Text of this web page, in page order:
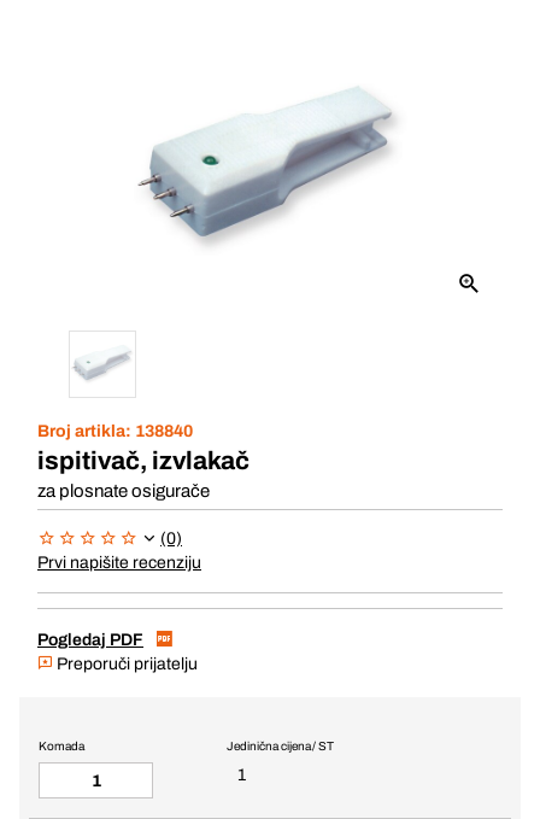
Broj artikla: 138840
ispitivač, izvlakač
za plosnate osigurače
(0)
Prvi napišite recenziju
Pogledaj PDF
Preporuči prijatelju
Jedinična cijena / ST
1
Komada